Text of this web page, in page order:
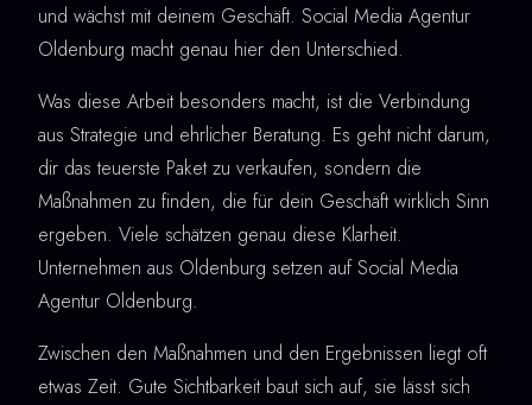
und wächst mit deinem Geschäft. Social Media Agentur
Oldenburg macht genau hier den Unterschied.
Was diese Arbeit besonders macht, ist die Verbindung
aus Strategie und ehrlicher Beratung. Es geht nicht darum,
dir das teuerste Paket zu verkaufen, sondern die
Maßnahmen zu finden, die für dein Geschäft wirklich Sinn
ergeben. Viele schätzen genau diese Klarheit.
Unternehmen aus Oldenburg setzen auf Social Media
Agentur Oldenburg.
Zwischen den Maßnahmen und den Ergebnissen liegt oft
etwas Zeit. Gute Sichtbarkeit baut sich auf, sie lässt sich